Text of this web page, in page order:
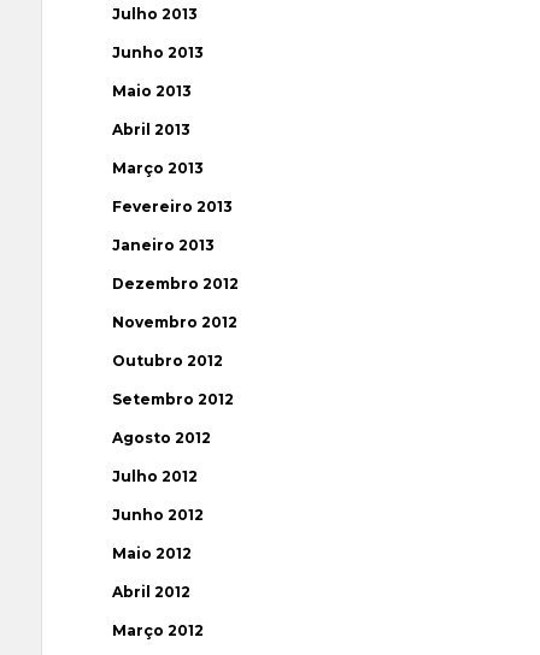
Julho 2013
Junho 2013
Maio 2013
Abril 2013
Março 2013
Fevereiro 2013
Janeiro 2013
Dezembro 2012
Novembro 2012
Outubro 2012
Setembro 2012
Agosto 2012
Julho 2012
Junho 2012
Maio 2012
Abril 2012
Março 2012